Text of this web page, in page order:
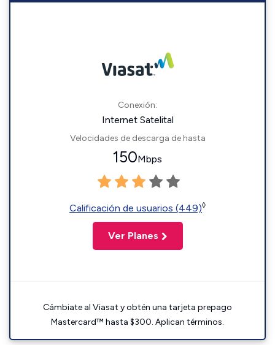
Conexión:
Internet Satelital
Velocidades de descarga de hasta
150Mbps
Calificación de usuarios (449)◊
Ver Planes
Cámbiate al Viasat y obtén una tarjeta prepago
Mastercard™ hasta $300. Aplican términos.